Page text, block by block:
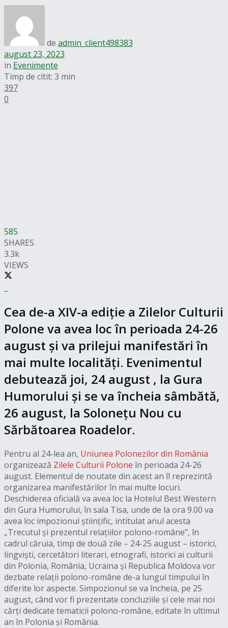
de admin_client498383
august 23, 2023
in Evenimente
Timp de citit: 3 min
397
0
585
SHARES
3.3k
VIEWS
Cea de-a XIV-a ediție a Zilelor Culturii
Polone va avea loc în perioada 24-26
august și va prilejui manifestări în
mai multe localități. Evenimentul
debutează joi, 24 august , la Gura
Humorului și se va încheia sâmbătă,
26 august, la Solonețu Nou cu
Sărbătoarea Roadelor.
Pentru al 24-lea an, Uniunea Polonezilor din România
organizează Zilele Culturii Polone în perioada 24-26
august. Elementul de noutate din acest an îl reprezintă
organizarea manifestărilor în mai multe locuri.
Deschiderea oficială va avea loc la Hotelul Best Western
din Gura Humorului, în sala Tisa, unde de la ora 9.00 va
avea loc impozionul științific, intitulat anul acesta
„Trecutul și prezentul relațiilor polono-române”, în
cadrul căruia, timp de două zile – 24-25 august – istorici,
lingviști, cercetători literari, etnografi, istorici ai culturii
din Polonia, România, Ucraina și Republica Moldova vor
dezbate relații polono-române de-a lungul timpului în
diferite lor aspecte. Simpozionul se va încheia, pe 25
august, când vor fi prezentate concluziile și cele mai noi
cărți dedicate tematicii polono-române, editate în ultimul
an în Polonia și România.